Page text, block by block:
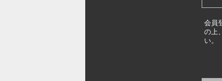
会員
の上
い。